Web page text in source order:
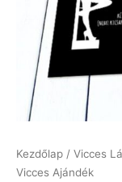
Kezdőlap / Vicces
Vicces Ajándék